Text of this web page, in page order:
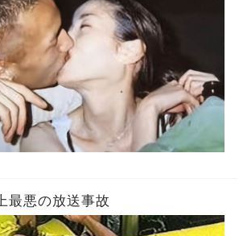
最悪の放送事故